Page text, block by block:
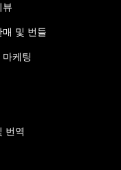
뷰
매 및 번들
케팅
번역